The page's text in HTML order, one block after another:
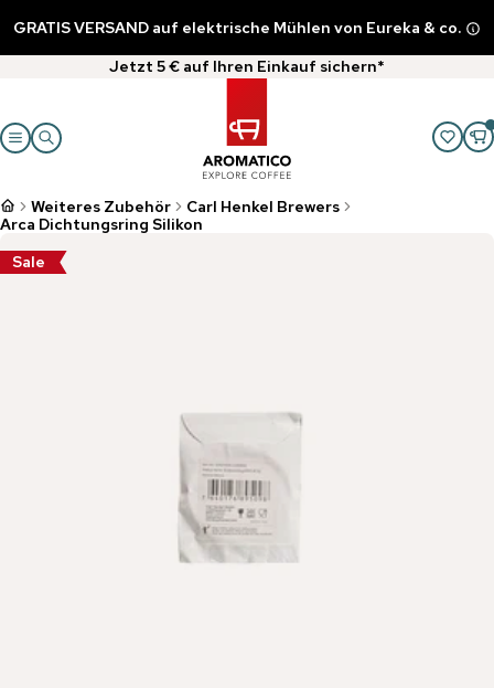
GRATIS VERSAND auf elektrische Mühlen von Eureka & co.
Jetzt 5 € auf Ihren Einkauf sichern*
Weiteres Zubehör
Carl Henkel Brewers
Arca Dichtungsring Silikon
Sale